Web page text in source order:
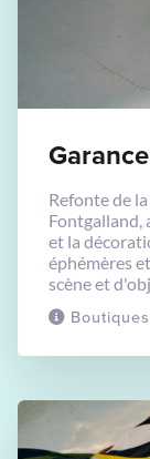
Refonte de
Fontgalland,
et la
éphémères
scène et